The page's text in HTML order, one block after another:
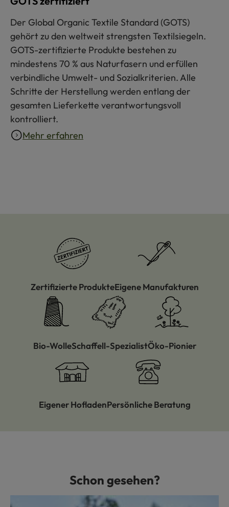
Der Global Organic Textile Standard (GOTS)
gehört zu den weltweit strengsten Textilsiegeln.
GOTS-zertifizierte Produkte bestehen zu
mindestens 70 % aus Naturfasern und erfüllen
verbindliche Umwelt- und Sozialkriterien. Alle
Schritte der Herstellung werden entlang der
gesamten Lieferkette verantwortungsvoll
kontrolliert.
Mehr erfahren
Zertifizierte ProdukteEigene Manufakturen
Bio-WolleSchaffell-SpezialistÖko-Pionier
Eigener HofladenPersönliche Beratung
Produktgalerie überspringenSchon gesehen?